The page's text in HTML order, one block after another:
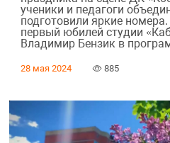
ученики и педагоги
подготовили яркие
первый юбилей студии
Владимир Бензик в
28 мая 2024 885